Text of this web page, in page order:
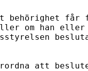
behörighet
om han eller
att